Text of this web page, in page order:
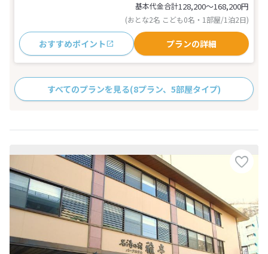
基本代金合計128,200〜168,200円
(おとな2名 こども0名・1部屋/1泊2日)
おすすめポイント プランの詳細
すべてのプランを見る(8プラン、5部屋タイプ)